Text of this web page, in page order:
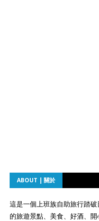
ABOUT | 關於
這是一個上班族自助旅行踏
的旅遊景點、美食、好酒、